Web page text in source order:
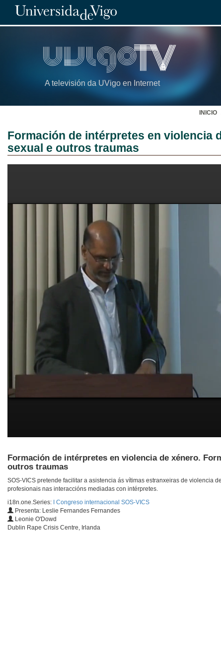
A televisión da UVigo en Internet
INICIO
Formación de intérpretes en violencia
sexual e outros traumas
Formación de intérpretes en violencia de xénero.
outros traumas
SOS-VICS pretende facilitar a asistencia ás vítimas estranxeiras de violencia
profesionais nas interaccións mediadas con intérpretes.
i18n.one.Series:
I Congreso internacional SOS-VICS
Presenta: Leslie Fernandes Fernandes
Leonie O'Dowd
Dublin Rape Crisis Centre, Irlanda